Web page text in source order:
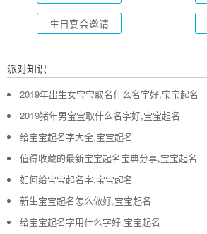
生日宴会邀请
派对知识
2019年出生女宝宝取名什么名字好,宝宝起名
2019猪年男宝宝取什么名字好,宝宝起名
给宝宝起名字大全,宝宝起名
值得收藏的最新宝宝起名宝典分享,宝宝起名
如何给宝宝起名字,宝宝起名
新生宝宝起名怎么做好,宝宝起名
给宝宝起名字用什么字好,宝宝起名